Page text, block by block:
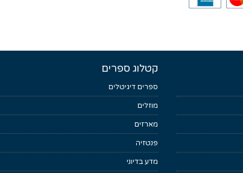
קטלוג ספרים
ספרים דיגיטלים
מוזלים
מארזים
פנטזיה
מדע בדיוני